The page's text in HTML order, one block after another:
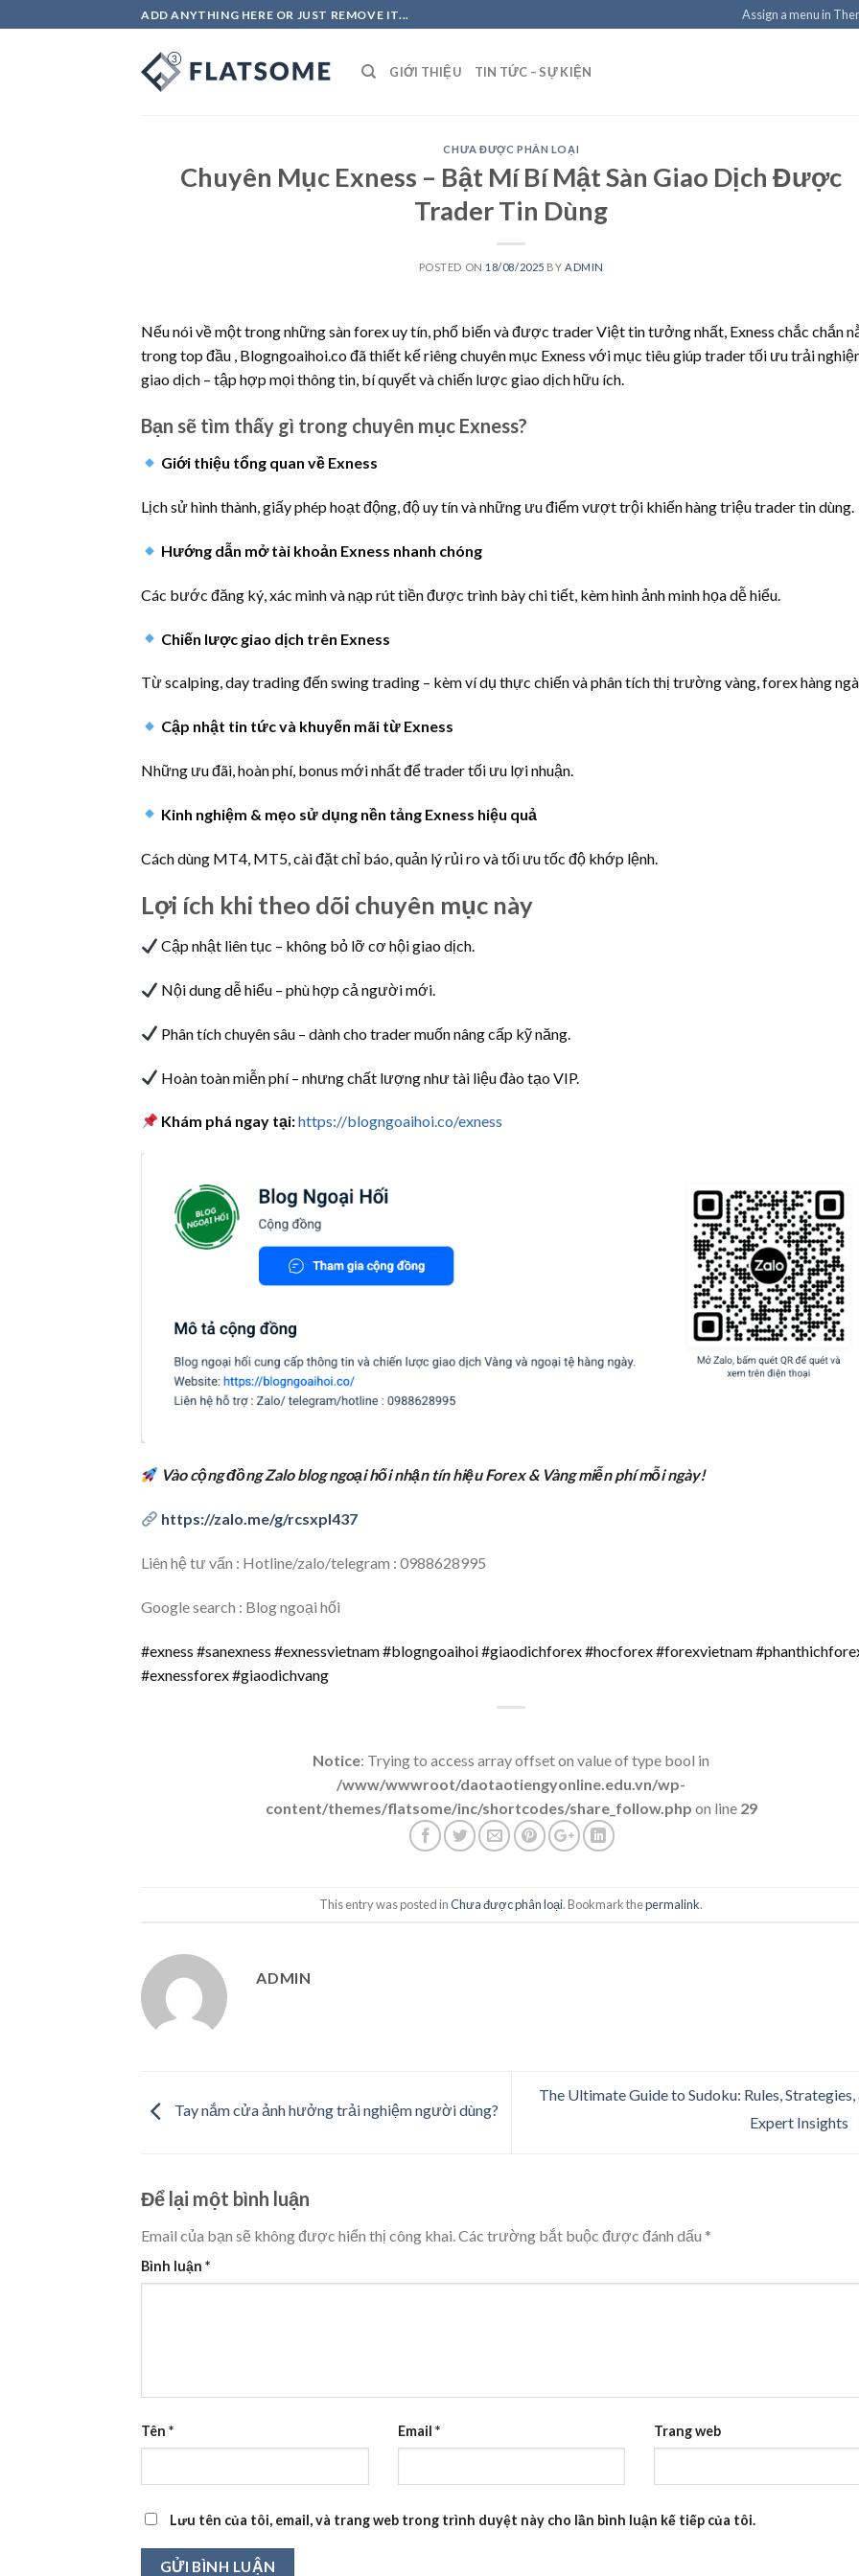
to
ADD ANYTHING HERE OR JUST REMOVE IT... Assign a menu in
GIỚI THIỆU TIN TỨC – SỰ KIỆN
CHƯA ĐƯỢC PHÂN LOẠI
Chuyên Mục Exness – Bật Mí Bí Mật Sàn Giao Dịch Được
Trader Tin Dùng
POSTED ON 18/08/2025 BY ADMIN
Nếu nói về một trong những sàn forex uy tín, phổ biến và được trader Việt tin tưởng nhất, Exness chắc chắn
trong top đầu , Blogngoaihoi.co đã thiết kế riêng chuyên mục Exness với mục tiêu giúp trader tối ưu trải
giao dịch – tập hợp mọi thông tin, bí quyết và chiến lược giao dịch hữu ích.
Bạn sẽ tìm thấy gì trong chuyên mục Exness?
Giới thiệu tổng quan về Exness
Lịch sử hình thành, giấy phép hoạt động, độ uy tín và những ưu điểm vượt trội khiến hàng triệu trader tin dùng.
Hướng dẫn mở tài khoản Exness nhanh chóng
Các bước đăng ký, xác minh và nạp rút tiền được trình bày chi tiết, kèm hình ảnh minh họa dễ hiểu.
Chiến lược giao dịch trên Exness
Từ scalping, day trading đến swing trading – kèm ví dụ thực chiến và phân tích thị trường vàng, forex hàng
Cập nhật tin tức và khuyến mãi từ Exness
Những ưu đãi, hoàn phí, bonus mới nhất để trader tối ưu lợi nhuận.
Kinh nghiệm & mẹo sử dụng nền tảng Exness hiệu quả
Cách dùng MT4, MT5, cài đặt chỉ báo, quản lý rủi ro và tối ưu tốc độ khớp lệnh.
Lợi ích khi theo dõi chuyên mục này
Cập nhật liên tục – không bỏ lỡ cơ hội giao dịch.
Nội dung dễ hiểu – phù hợp cả người mới.
Phân tích chuyên sâu – dành cho trader muốn nâng cấp kỹ năng.
Hoàn toàn miễn phí – nhưng chất lượng như tài liệu đào tạo VIP.
Khám phá ngay tại:https://blogngoaihoi.co/exness
Vào cộng đồng Zalo blog ngoại hối nhận tín hiệu Forex & Vàng miễn phí mỗi ngày!
https://zalo.me/g/rcsxpl437
Liên hệ tư vấn : Hotline/zalo/telegram : 0988628995
Google search : Blog ngoại hối
#exness #sanexness #exnessvietnam #blogngoaihoi #giaodichforex #hocforex #forexvietnam
#exnessforex #giaodichvang
Notice: Trying to access array offset on value of type bool in
/www/wwwroot/daotaotiengyonline.edu.vn/wp-
content/themes/flatsome/inc/shortcodes/share_follow.php on line 29
This entry was posted inChưa được phân loại. Bookmark thepermalink.
ADMIN
Tay nắm cửa ảnh hưởng trải nghiệm người dùng?
The Ultimate Guide to Sudoku: Rules, Strategies,
Expert Insights
Để lại một bình luận
Email của bạn sẽ không được hiển thị công khai.Các trường bắt buộc được đánh dấu *
Bình luận *
Tên * Email * Trang web
Lưu tên của tôi, email, và trang web trong trình duyệt này cho lần bình luận kế tiếp của tôi.